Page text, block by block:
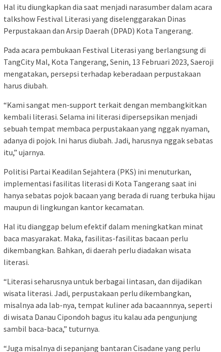
Hal itu diungkapkan dia saat menjadi narasumber dalam acara
talkshow Festival Literasi yang diselenggarakan Dinas
Perpustakaan dan Arsip Daerah (DPAD) Kota Tangerang.
Pada acara pembukaan Festival Literasi yang berlangsung di
TangCity Mal, Kota Tangerang, Senin, 13 Februari 2023, Saeroji
mengatakan, persepsi terhadap keberadaan perpustakaan
harus diubah.
“Kami sangat men-support terkait dengan membangkitkan
kembali literasi. Selama ini literasi dipersepsikan menjadi
sebuah tempat membaca perpustakaan yang nggak nyaman,
adanya di pojok. Ini harus diubah. Jadi, harusnya nggak sebatas
itu,” ujarnya.
Politisi Partai Keadilan Sejahtera (PKS) ini menuturkan,
implementasi fasilitas literasi di Kota Tangerang saat ini
hanya sebatas pojok bacaan yang berada di ruang terbuka hijau
maupun di lingkungan kantor kecamatan.
Hal itu dianggap belum efektif dalam meningkatkan minat
baca masyarakat. Maka, fasilitas-fasilitas bacaan perlu
dikembangkan. Bahkan, di daerah perlu diadakan wisata
literasi.
“Literasi seharusnya untuk berbagai lintasan, dan dijadikan
wisata literasi. Jadi, perpustakaan perlu dikembangkan,
misalnya ada lab-nya, tempat kuliner ada bacaannnya, seperti
di wisata Danau Cipondoh bagus itu kalau ada pengunjung
sambil baca-baca,” tuturnya.
“Juga misalnya di sepanjang bantaran Cisadane yang perlu